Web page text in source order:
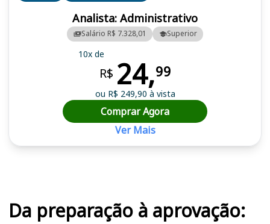
Analista: Administrativo
Salário R$ 7.328,01 Superior
10x de
R$ 24,99
ou R$ 249,90 à vista
Comprar Agora
Ver Mais
Da preparação à aprovação: